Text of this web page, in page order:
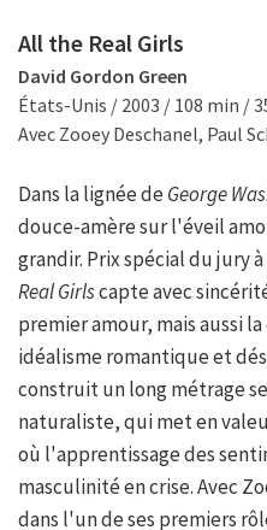
All the Real Girls
David Gordon Green
États-Unis / 2003 / 108 min /
Avec Zooey Deschanel, Paul
Dans la lignée deGeorge
douce-amère sur l'éveil
grandir. Prix spécial du jury
Real Girlscapte avec
premier amour, mais aussi
idéalisme romantique et
construit un long métrage
naturaliste, qui met en
où l'apprentissage des
masculinité en crise. Avec
dans l'un de ses premiers